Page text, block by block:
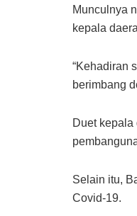
Munculnya
kepala
“Kehadiran
berimbang
Duet
Selain itu,
Covid-19.